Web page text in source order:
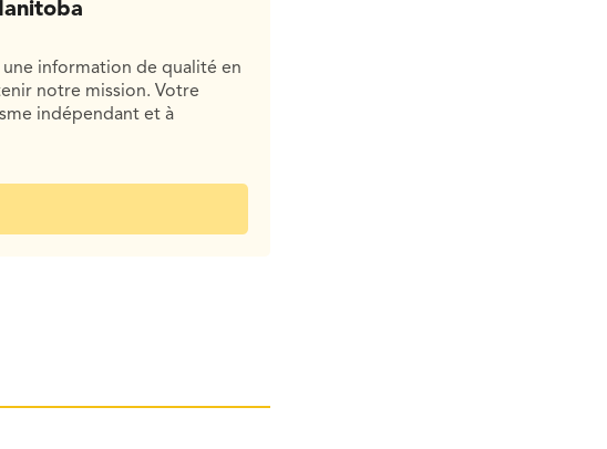
information de qualité en
notre mission. Votre
indépendant et à